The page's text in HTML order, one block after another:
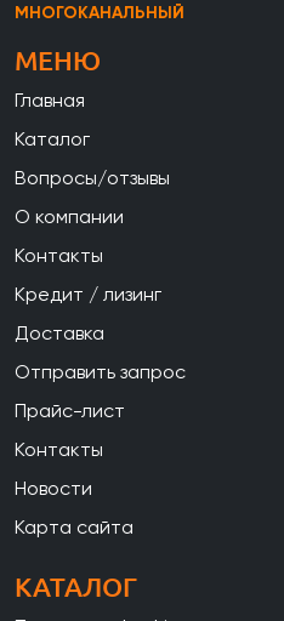
МНОГОКАНАЛЬНЫЙ
МЕНЮ
Главная
Каталог
Вопросы/отзывы
О компании
Контакты
Кредит / лизинг
Доставка
Отправить запрос
Прайс-лист
Контакты
Новости
Карта сайта
КАТАЛОГ